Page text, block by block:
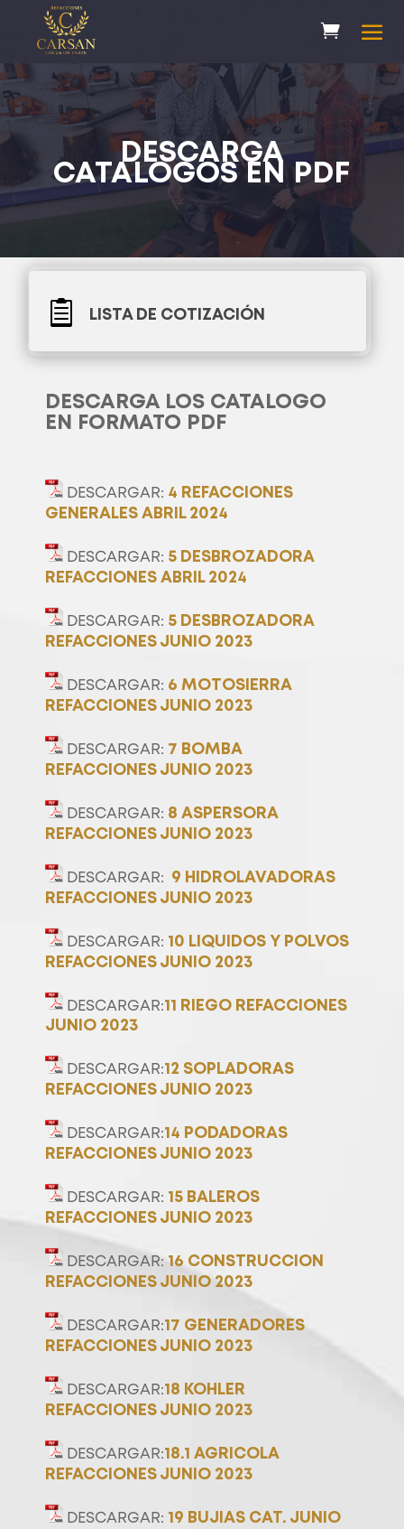
DESCARGA
CATALOGOS EN PDF
 LISTA DE COTIZACIÓN
DESCARGA LOS CATALOGO
EN FORMATO PDF
DESCARGAR: 4 REFACCIONES
GENERALES ABRIL 2024
DESCARGAR: 5 DESBROZADORA
REFACCIONES ABRIL 2024
DESCARGAR: 5 DESBROZADORA
REFACCIONES JUNIO 2023
DESCARGAR: 6 MOTOSIERRA
REFACCIONES JUNIO 2023
DESCARGAR: 7 BOMBA
REFACCIONES JUNIO 2023
DESCARGAR: 8 ASPERSORA
REFACCIONES JUNIO 2023
DESCARGAR: 9 HIDROLAVADORAS
REFACCIONES JUNIO 2023
DESCARGAR: 10 LIQUIDOS Y POLVOS
REFACCIONES JUNIO 2023
DESCARGAR:11 RIEGO REFACCIONES
JUNIO 2023
DESCARGAR:12 SOPLADORAS
REFACCIONES JUNIO 2023
DESCARGAR:14 PODADORAS
REFACCIONES JUNIO 2023
DESCARGAR: 15 BALEROS
REFACCIONES JUNIO 2023
DESCARGAR: 16 CONSTRUCCION
REFACCIONES JUNIO 2023
DESCARGAR:17 GENERADORES
REFACCIONES JUNIO 2023
DESCARGAR:18 KOHLER
REFACCIONES JUNIO 2023
DESCARGAR:18.1 AGRICOLA
REFACCIONES JUNIO 2023
DESCARGAR: 19 BUJIAS CAT. JUNIO